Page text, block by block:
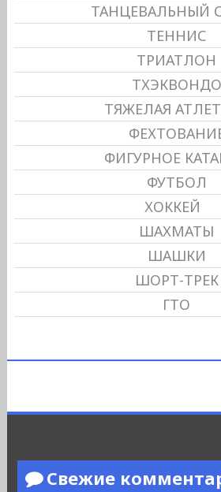
ТАНЦЕВАЛЬНЫЙ
ТЕННИС
ТРИАТЛОН
ТХЭКВОНДО
ТЯЖЕЛАЯ
ФИГУРНОЕ
ФУТБОЛ
ХОККЕЙ
ШАХМАТЫ
ШАШКИ
ШОРТ-ТРЕК
ГТО
Свежие